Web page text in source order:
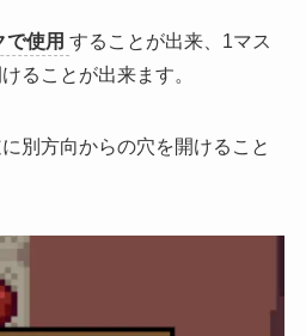
で使用 することが出来、1マス
ることが出来ます。
別方向からの穴を開けること